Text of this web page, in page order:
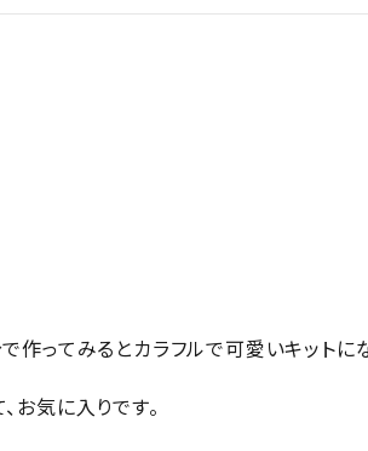
作ってみるとカラフルで可愛いキットに
お気に入りです。